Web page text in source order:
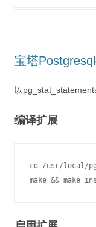
宝塔
以
编译扩展
cd /usr/local/
make && make